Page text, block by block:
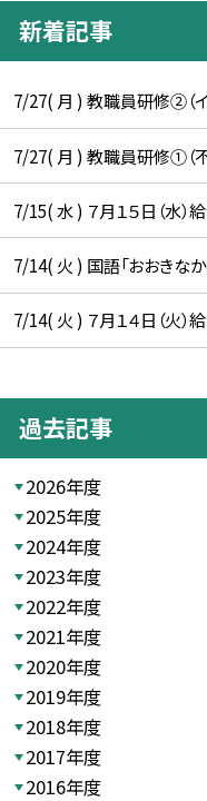
新着記事
7/27( 月 ) 教職員研修②（
7/27( 月 ) 教職員研修①（
7/15( 水 ) ７月１５日（水）
7/14( 火 ) 国語「おおきなか
7/14( 火 ) ７月１４日（火）
過去記事
2026年度
2025年度
2024年度
2023年度
2022年度
2021年度
2020年度
2019年度
2018年度
2017年度
2016年度